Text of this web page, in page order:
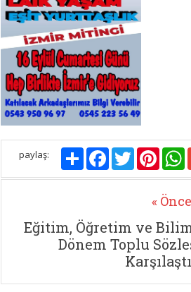
paylaş: PaylaşFacebook
Twitter
«
Eğitim, Öğretim ve
Dönem Toplu